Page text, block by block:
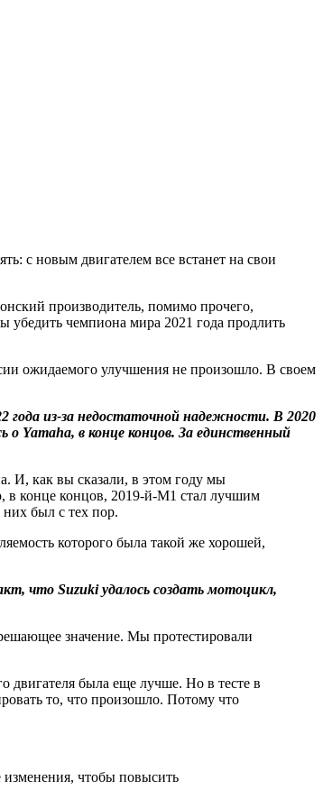
с новым двигателем все встанет на свои
производитель, помимо прочего,
убедить чемпиона мира 2021 года продлить
ожидаемого улучшения не произошло. В своем
года из-за недостаточной надежности. В 2020
Yamaha, в конце концов. За единственный
И, как вы сказали, в этом году мы
в конце концов, 2019-й-M1 стал лучшим
был с тех пор.
которого была такой же хорошей,
что Suzuki удалось создать мотоцикл,
значение. Мы протестировали
двигателя была еще лучше. Но в тесте в
то, что произошло. Потому что
изменения, чтобы повысить